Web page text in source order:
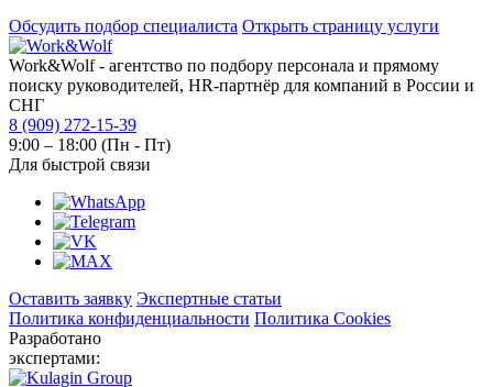
Обсудить подбор специалиста Открыть страницу услуги
Work&Wolf - агентство по подбору персонала и прямому
поиску руководителей, HR-партнёр для компаний в России и
СНГ
8 (909) 272-15-39
9:00 – 18:00 (Пн - Пт)
Для быстрой связи
Оставить заявку Экспертные статьи
Политика конфиденциальности Политика Cookies
Разработано
экспертами: